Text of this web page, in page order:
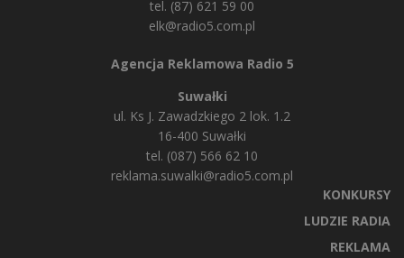
tel. (87) 621 59 00
elk@radio5.com.pl
Agencja Reklamowa Radio 5
Suwałki
ul. Ks J. Zawadzkiego 2 lok. 1.2
16-400 Suwałki
tel. (087) 566 62 10
reklama.suwalki@radio5.com.pl
KONKURSY
LUDZIE RADIA
REKLAMA